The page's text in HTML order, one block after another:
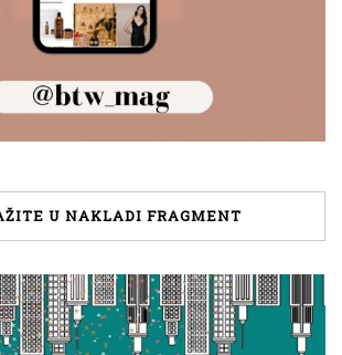
U NAKLADI FRAGMENT